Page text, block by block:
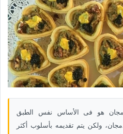
هو فی الأساس نفس الطبق
ولکن یتم تقدیمه بأسلوب أکثر